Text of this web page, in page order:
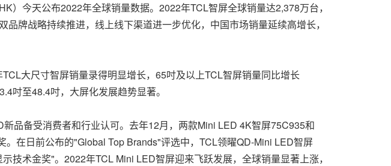
）今天公布2022年全球销量数据。2022年TCL智屏全球销量达2,378万台，
牌战略持续推进，线上线下渠道进一步优化，中国市场销量延续高增长，
大尺寸智屏销量录得明显增长，65吋及以上TCL智屏销量同比增长
吋至48.4吋，大屏化发展趋势显著。
品备受消费者和行业认可。去年12月，两款Mini LED 4K智屏75C935和
。在日前公布的"Global Top Brands"评选中，TCL领曜QD-Mini LED智屏
术金奖"。2022年TCL Mini LED智屏迎来飞跃发展，全球销量显著上涨，